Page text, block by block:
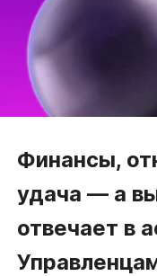
Финансы,
удача — а
отвечает в